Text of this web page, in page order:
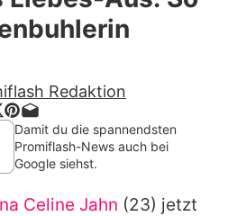
auf Promiflash
Team
Richtlinien
Redaktion
Damit du die spannendsten
Promiflash-News auch bei
Google siehst.
Celine Jahn (23) jetzt